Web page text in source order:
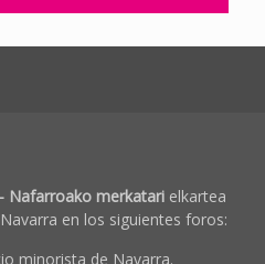
Nafarroako merkatarielkartea
en los siguientes foros:
minorista de Navarra.